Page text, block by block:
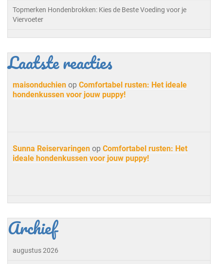
Topmerken Hondenbrokken: Kies de Beste Voeding voor je
Viervoeter
Laatste reacties
maisonduchien op Comfortabel rusten: Het ideale
hondenkussen voor jouw puppy!
Sunna Reiservaringen op Comfortabel rusten: Het
ideale hondenkussen voor jouw puppy!
Archief
augustus 2026